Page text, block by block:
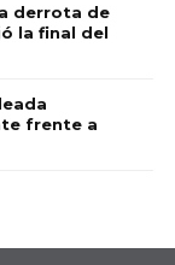
derrota de
la final del
frente a